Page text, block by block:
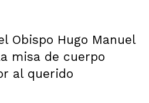
Obispo Hugo Manuel
misa de cuerpo
al querido